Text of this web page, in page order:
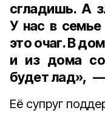
сгладишь. А
У нас в
это очаг. В
и из дома
будет лад»,
Её супруг